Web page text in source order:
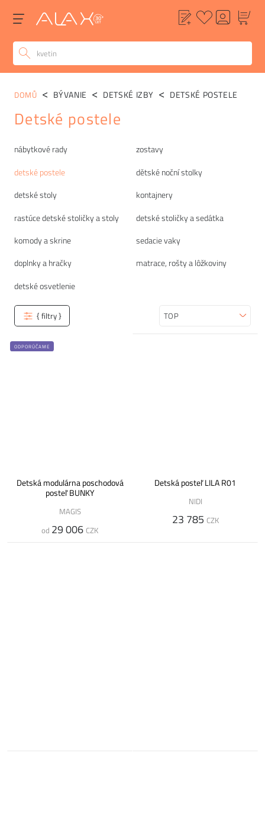
Kategórie
nábytkové rady
zostavy
detské postele
dětské noční stolky
detské stoly
kontajnery
rastúce detské stoličky a stoly
detské stoličky a sedátka
komody a skrine
sedacie vaky
doplnky a hračky
matrace, rošty a lôžkoviny
detské osvetlenie
DOMŮ BÝVANIE DETSKÉ IZBY DETSKÉ POSTELE
Detské postele
{ filtry } Zoradiť
ODPORÚČAME
Detská modulárna poschodová
posteľ BUNKY
MAGIS
od 29 006 CZK
Detská posteľ LILA R01
NIDI
23 785 CZK